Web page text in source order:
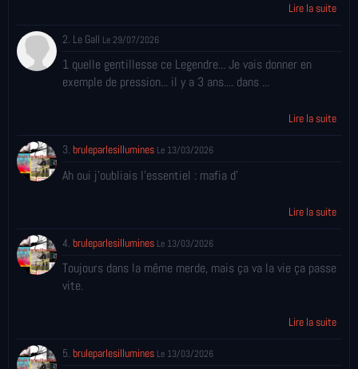
Lire la suite
2. Le Gall Le 29/07/2026
1 quelle gentillesse ce Legendre... Je vais donner en
exemple de pression... il y a 3 ans.... dans ...
Lire la suite
3. bruleparlesillumines Le 13/03/2026
Ah oui j'oubliais l'essentiel : mafia d'
Lire la suite
4. bruleparlesillumines Le 13/03/2026
Toujours dans la même merde, mais ça va la vie ça passe
vite.
Lire la suite
5. bruleparlesillumines Le 13/03/2026